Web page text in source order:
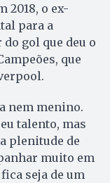
2018, o ex-
para a
gol que deu o
que
nem menino.
talento, mas
plenitude de
muito em
seja de um